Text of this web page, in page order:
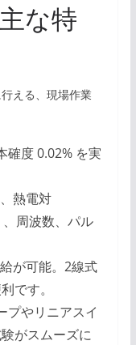
な特
える、現場作業
度 0.02% を実
熱電対
、周波数、パル
が可能。2線式
です。
プやリニアスイ
がスムーズに